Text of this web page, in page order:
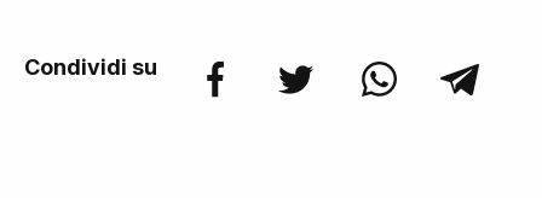
Condividi su